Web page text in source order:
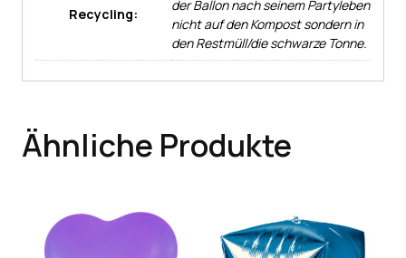
Recycling:
der Ballon nach seinem Partyleben
nicht auf den Kompost sondern in
den Restmüll/die schwarze Tonne.
Ähnliche Produkte